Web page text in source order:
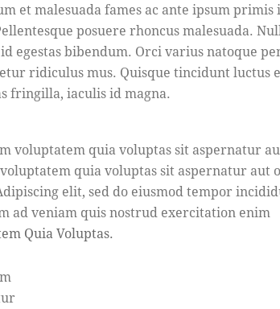
et malesuada fames ac ante ipsum primis
posuere rhoncus malesuada.
egestas bibendum. Orci varius natoque
ridiculus mus. Quisque tincidunt luctus
fringilla, iaculis id magna.
voluptatem quia voluptas sit aspernatur
quia voluptas sit aspernatur aut
elit, sed do eiusmod tempor
ad veniam quis nostrud exercitation enim
Quia Voluptas.